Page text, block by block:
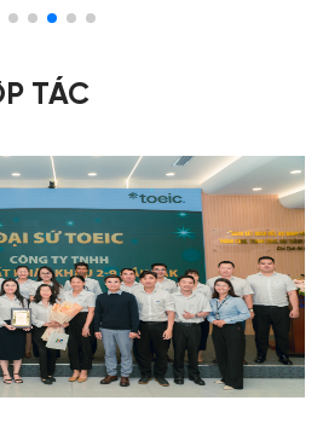
TÁC